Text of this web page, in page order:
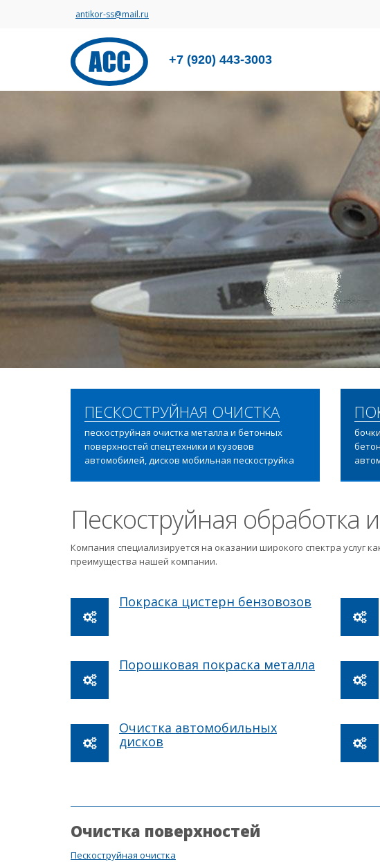
antikor-ss@mail.ru
+7 (920) 443-3003
ПЕСКОСТРУЙНАЯ ОЧИСТКА
пескоструйная очистка металла и бетонных
поверхностей спецтехники и кузовов
автомобилей, дисков мобильная пескоструйка
Пескоструйная обработка
Компания специализируется на оказании широкого спектра услуг
преимущества нашей компании.
Покраска цистерн бензовозов
Порошковая покраска металла
Очистка автомобильных
дисков
Очистка поверхностей
Пескоструйная очистка